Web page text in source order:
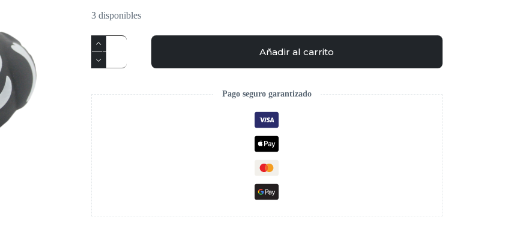
3 disponibles
Añadir al carrito
Pago seguro garantizado